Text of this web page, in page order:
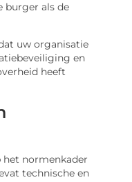
burger als de
uw organisatie
en
heeft
het normenkader
technische en